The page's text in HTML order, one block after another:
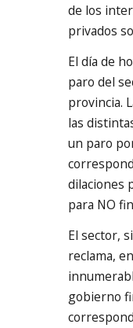
de los
privados
El día de
paro del
provincia.
las
un paro
dilaciones
para NO
El sector,
reclama,
gobierno